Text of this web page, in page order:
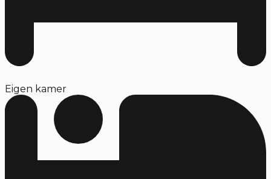
Eigen kamer